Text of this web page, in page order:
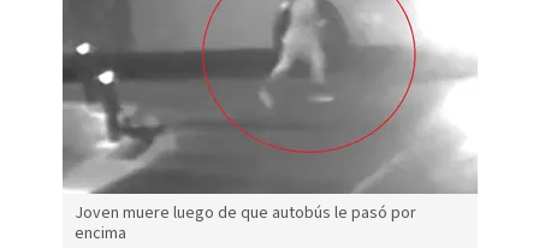
Joven muere luego de que autobús le pasó por
encima